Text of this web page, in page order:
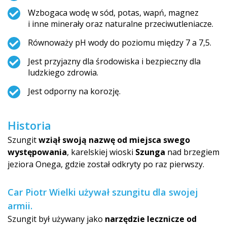
Wzbogaca wodę w sód, potas, wapń, magnez
i inne minerały oraz naturalne przeciwutleniacze.
Równoważy pH wody do poziomu między 7 a 7,5.
Jest przyjazny dla środowiska i bezpieczny dla
ludzkiego zdrowia.
Jest odporny na korozję.
Historia
Szungitwziął swoją nazwę od miejsca swego
występowania, karelskiej wioski Szunga nad brzegiem
jeziora Onega, gdzie został odkryty po raz pierwszy.
Car Piotr Wielki używał szungitu dla swojej
armii.
Szungit był używany jako narzędzie lecznicze od